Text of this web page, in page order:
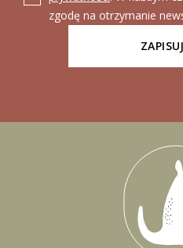
zgodę na otrzymanie